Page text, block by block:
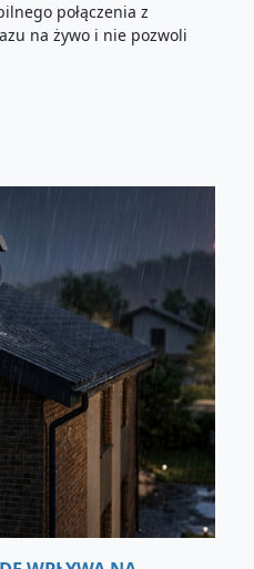
połączenia z
na żywo i nie pozwoli